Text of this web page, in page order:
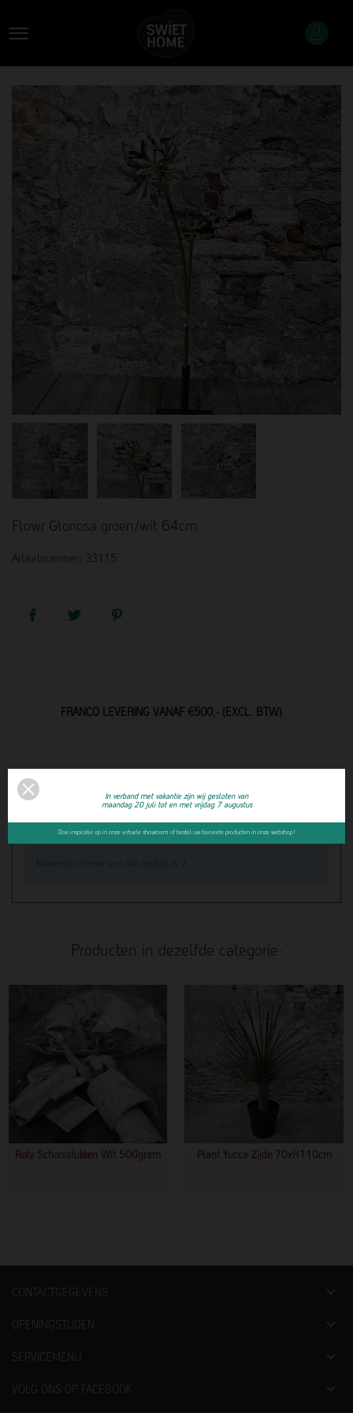
Flowr Gloriosa groen/wit 64cm
Artikelnummer: 33115
FRANCO LEVERING VANAF €500,- (EXCL. BTW)
Artikelnummer: 33115
Minimale afname van het product is 2.
Producten in dezelfde categorie:
Roty Schorsstukken Wit 500gram Plant Yucca Zijde 70xH110cm
CONTACTGEGEVENS
OPENINGSTIJDEN
SERVICEMENU
VOLG ONS OP FACEBOOK
In verband met vakantie zijn wij gesloten van
maandag 20 juli tot en met vrijdag 7 augustus
Doe inspiratie op in onze virtuele showroom of bestel uw favoriete producten in onze webshop!